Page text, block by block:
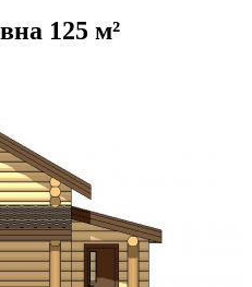
125 м²